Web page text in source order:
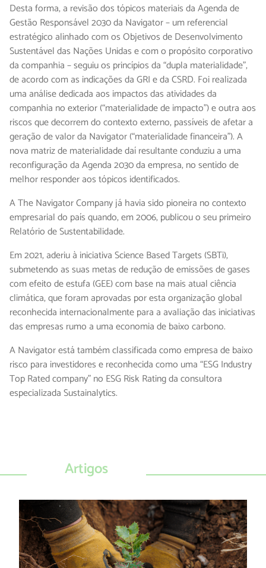
Desta forma, a revisão dos tópicos materiais da Agenda de
Gestão Responsável 2030 da Navigator – um referencial
estratégico alinhado com os Objetivos de Desenvolvimento
Sustentável das Nações Unidas e com o propósito corporativo
da companhia – seguiu os princípios da “dupla materialidade”,
de acordo com as indicações da GRI e da CSRD. Foi realizada
uma análise dedicada aos impactos das atividades da
companhia no exterior (“materialidade de impacto”) e outra aos
riscos que decorrem do contexto externo, passíveis de afetar a
geração de valor da Navigator (“materialidade financeira”). A
nova matriz de materialidade daí resultante conduziu a uma
reconfiguração da Agenda 2030 da empresa, no sentido de
melhor responder aos tópicos identificados.
A The Navigator Company já havia sido pioneira no contexto
empresarial do país quando, em 2006, publicou o seu primeiro
Relatório de Sustentabilidade.
Em 2021, aderiu à iniciativa Science Based Targets (SBTi),
submetendo as suas metas de redução de emissões de gases
com efeito de estufa (GEE) com base na mais atual ciência
climática, que foram aprovadas por esta organização global
reconhecida internacionalmente para a avaliação das iniciativas
das empresas rumo a uma economia de baixo carbono.
A Navigator está também classificada como empresa de baixo
risco para investidores e reconhecida como uma “ESG Industry
Top Rated company” no ESG Risk Rating da consultora
especializada Sustainalytics.
Artigos